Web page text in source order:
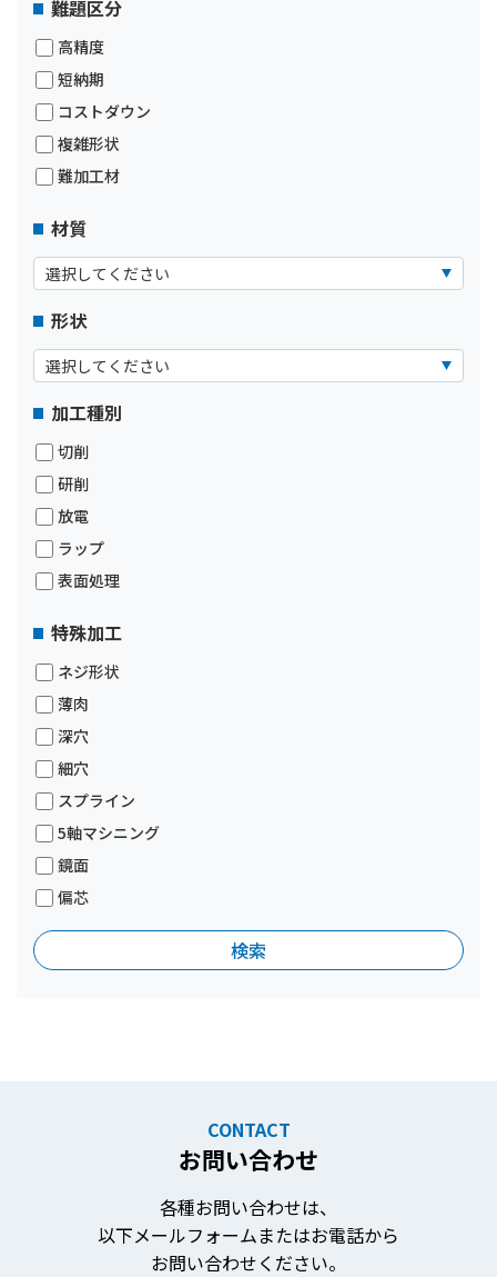
難題区分
高精度
短納期
コストダウン
複雑形状
難加工材
材質
形状
加工種別
切削
研削
放電
ラップ
表面処理
特殊加工
ネジ形状
薄肉
深穴
細穴
スプライン
5軸マシニング
鏡面
偏芯
CONTACT
お問い合わせ
各種お問い合わせは、
以下メールフォームまたはお電話から
お問い合わせください。